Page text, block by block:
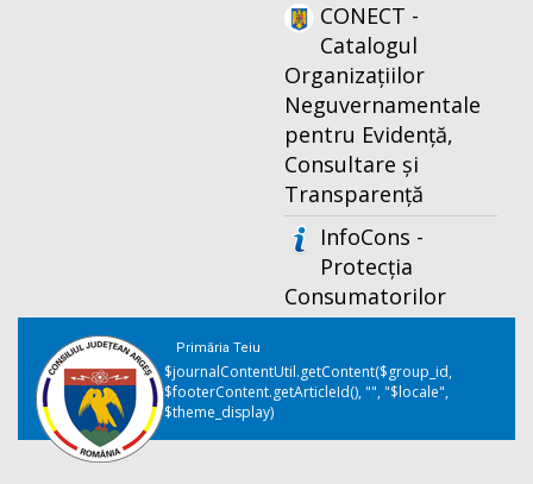
CONECT -
Catalogul
Organizațiilor
Neguvernamentale
pentru Evidență,
Consultare și
Transparență
InfoCons -
Protecția
Consumatorilor
Primăria Teiu
$journalContentUtil.getContent($group_id,
$footerContent.getArticleId(), "", "$locale",
$theme_display)